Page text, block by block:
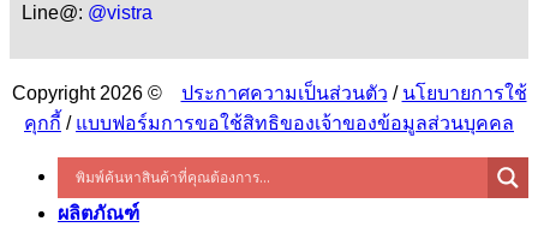
Line@: @vistra
Copyright 2026 © ประกาศความเป็นส่วนตัว / นโยบายการใช้
คุกกี้ / แบบฟอร์มการขอใช้สิทธิของเจ้าของข้อมูลส่วนบุคคล
ผลิตภัณฑ์